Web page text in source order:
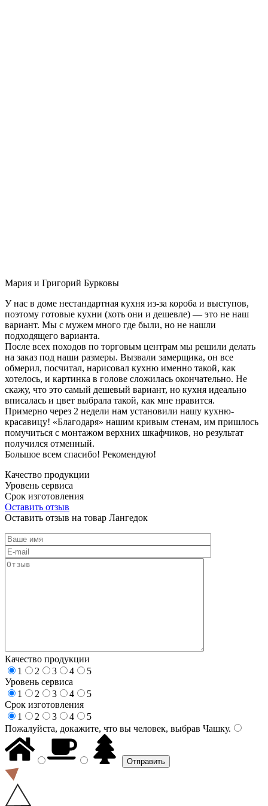
Мария и Григорий Бурковы
У нас в доме нестандартная кухня из-за короба и выступов,
поэтому готовые кухни (хоть они и дешевле) — это не наш
вариант. Мы с мужем много где были, но не нашли
подходящего варианта.
После всех походов по торговым центрам мы решили делать
на заказ под наши размеры. Вызвали замерщика, он все
обмерил, посчитал, нарисовал кухню именно такой, как
хотелось, и картинка в голове сложилась окончательно. Не
скажу, что это самый дешевый вариант, но кухня идеально
вписалась и цвет выбрала такой, как мне нравится.
Примерно через 2 недели нам установили нашу кухню-
красавицу! «Благодаря» нашим кривым стенам, им пришлось
помучиться с монтажом верхних шкафчиков, но результат
получился отменный.
Большое всем спасибо! Рекомендую!
Качество продукции
Уровень сервиса
Срок изготовления
Оставить отзыв
Оставить отзыв на товар Лангедок
Качество продукции
1
2 3 4
5
Уровень сервиса
1
2 3 4
5
Срок изготовления
1
2 3 4
5
Пожалуйста, докажите, что вы человек, выбрав Чашку.